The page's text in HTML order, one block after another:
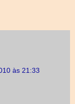
às 21:33